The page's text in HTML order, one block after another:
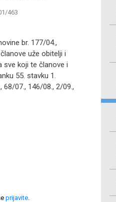
463
br. 177/04.,
uže obitelji i
sve koji te članove i
55. stavku 1.
68/07., 146/08., 2/09.,
prijavite.